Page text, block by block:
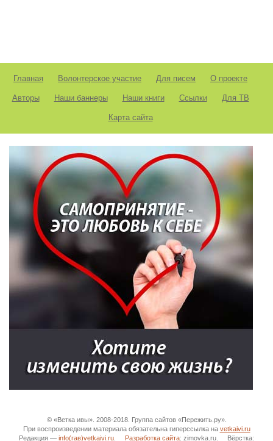
Главная Волонтерское участие Для писем О проекте
Авторы Наши баннеры Наши книги Ссылки Для ТВ
Карта сайта
© «Ветка ивы». 2008-2018. Группа сайтов «Пережить.ру».
При воспроизведении материала обязательна гиперссылка на vetkaivi.ru
Редакция — info(гав)vetkaivi.ru Разработка сайта: zimovka.ru. Вёрстка: